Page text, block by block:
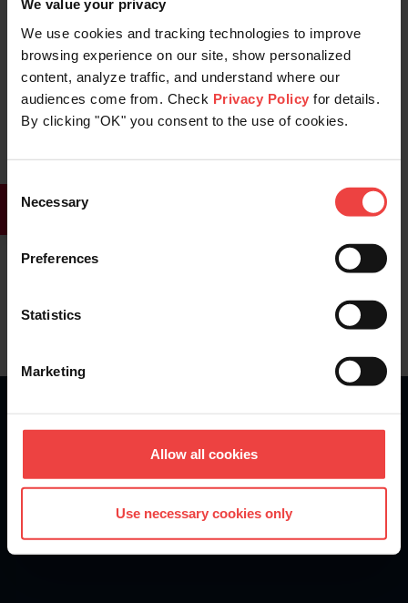
We value your privacy
We use cookies and tracking technologies to improve
browsing experience on our site, show personalized
content, analyze traffic, and understand where our
audiences come from. Check Privacy Policy for details.
By clicking "OK" you consent to the use of cookies.
Consent
Selection
Necessary
Preferences
Statistics
Marketing
Allow all cookies
Use necessary cookies only
48 0
Stay informed of product updates, industry news,
and other important alerts.
What are you waiting for?
Create an account today - it’s fast and free
Get Started